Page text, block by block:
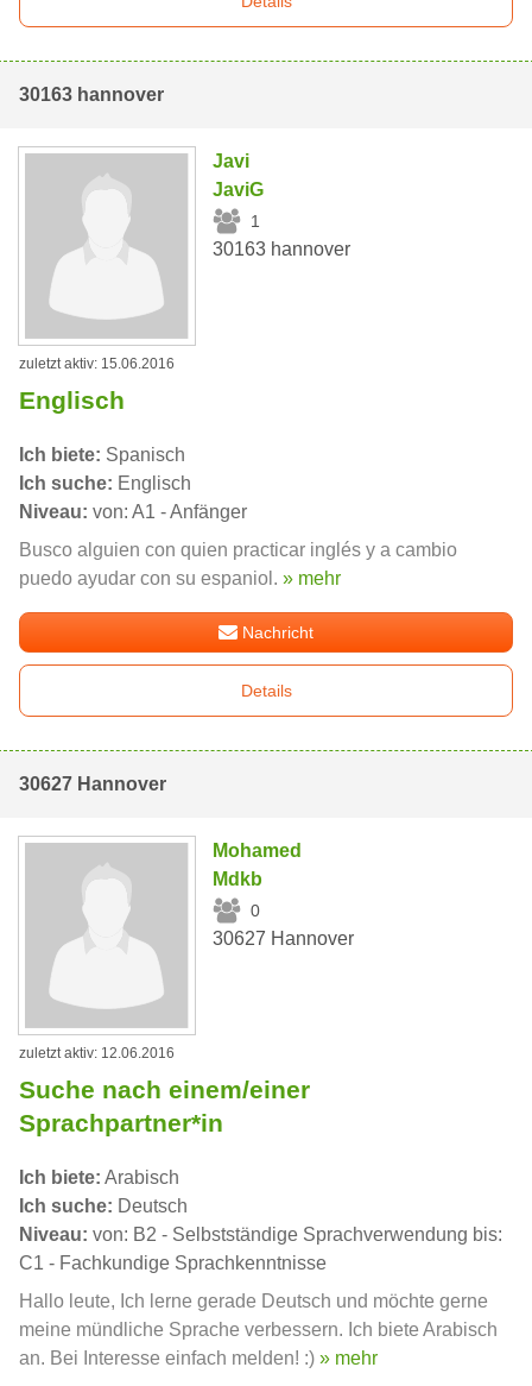
30163 hannover
Javi
JaviG
1
30163 hannover
zuletzt aktiv: 15.06.2016
Englisch
Ich biete: Spanisch
Ich suche: Englisch
Niveau: von: A1 - Anfänger
Busco alguien con quien practicar inglés y a cambio
puedo ayudar con su espaniol. » mehr
Nachricht
Details
30627 Hannover
Mohamed
Mdkb
0
30627 Hannover
zuletzt aktiv: 12.06.2016
Suche nach einem/einer
Sprachpartner*in
Ich biete: Arabisch
Ich suche: Deutsch
Niveau: von: B2 - Selbstständige Sprachverwendung bis:
C1 - Fachkundige Sprachkenntnisse
Hallo leute, Ich lerne gerade Deutsch und möchte gerne
meine mündliche Sprache verbessern. Ich biete Arabisch
an. Bei Interesse einfach melden! :) » mehr